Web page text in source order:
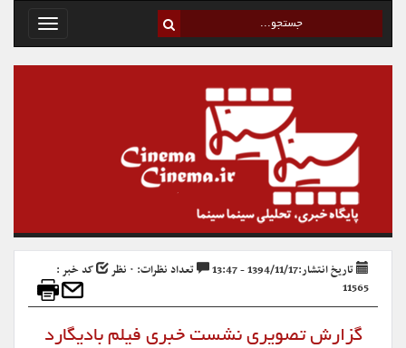
Toggle
تاریخ انتشار:1394/11/17 - 13:47 تعداد نظرات: ۰ نظر
کد خبر :
11565
گزارش تصویری نشست خبری فیلم بادیگارد